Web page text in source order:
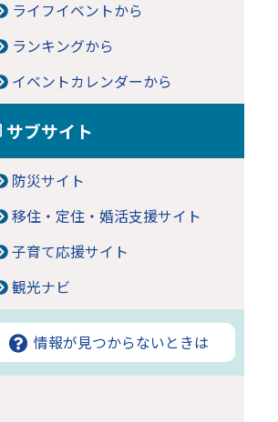
ライフイベントから
ランキングから
イベントカレンダーから
サブサイト
防災サイト
移住・定住・婚活支援サイト
子育て応援サイト
観光ナビ
情報が見つからないときは